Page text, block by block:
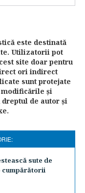
este destinată
Utilizatorii pot
site doar pentru
ori indirect
sunt protejate
modificările şi
de autor şi
sute de
cumpărătorii